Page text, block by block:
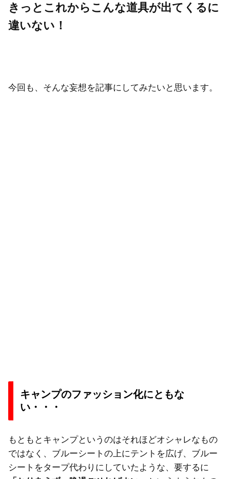
きっとこれからこんな道具が出てくるに
違いない！
今回も、そんな妄想を記事にしてみたいと思います。
キャンプのファッション化にともな
い・・・
もともとキャンプというのはそれほどオシャレなもの
ではなく、ブルーシートの上にテントを広げ、ブルー
シートをタープ代わりにしていたような、要するに